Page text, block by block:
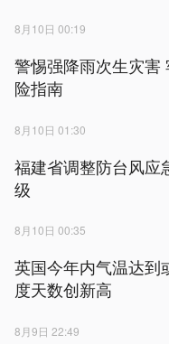
8月10日 00:19
警惕强降雨次生灾害
险指南
8月10日 01:30
福建省调整防台风应
级
8月10日 00:35
英国今年内气温达到
度天数创新高
8月9日 22:49